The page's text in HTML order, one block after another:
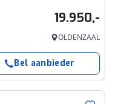
19.950,-
OLDENZAAL
Bel aanbieder